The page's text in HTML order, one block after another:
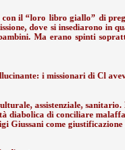
il “loro libro giallo” di
dove si insediarono in
Ma erano spinti
i missionari di Cl
assistenziale,
diabolica di conciliare
Giussani come